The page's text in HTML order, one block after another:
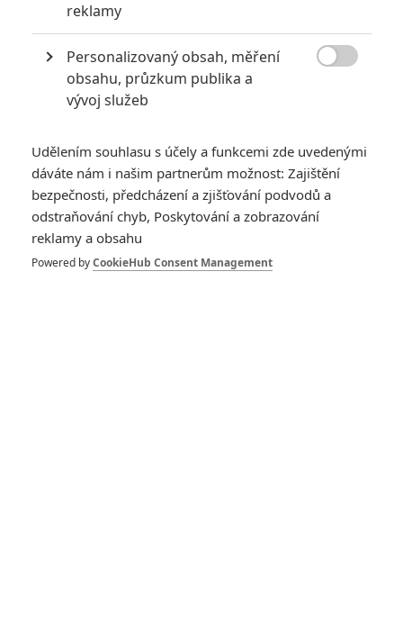
reklamy
Personalizovaný obsah, měření
obsahu, průzkum publika a
vývoj služeb
Udělením souhlasu s účely a funkcemi zde uvedenými
dáváte nám i našim partnerům možnost: Zajištění
bezpečnosti, předcházení a zjišťování podvodů a
odstraňování chyb, Poskytování a zobrazování
reklamy a obsahu
Powered byCookieHub Consent Management